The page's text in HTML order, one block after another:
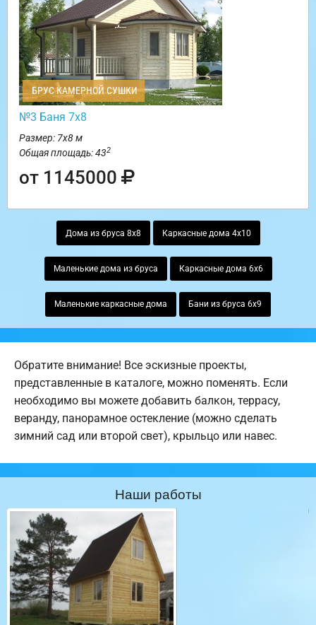
БРУС КАМЕРНОЙ СУШКИ
№3 Баня 7х8
Размер: 7х8 м
Общая площадь: 432
от 1145000
Дома из бруса 8х8 Каркасные дома 4х10
Маленькие дома из бруса Каркасные дома 6х6
Маленькие каркасные дома Бани из бруса 6х9
Обратите внимание! Все эскизные проекты,
представленные в каталоге, можно поменять. Если
необходимо вы можете добавить балкон, террасу,
веранду, панорамное остекление (можно сделать
зимний сад или второй свет), крыльцо или навес.
Наши работы